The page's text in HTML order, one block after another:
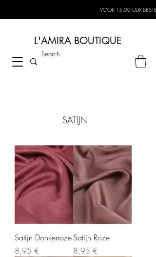
VOOR 15:00 UUR
L'AMIRA BOUTIQUE
SATIJN
Satijn Donkerroze
Preis
8,95 €
Satijn Roze
Preis
8,95 €